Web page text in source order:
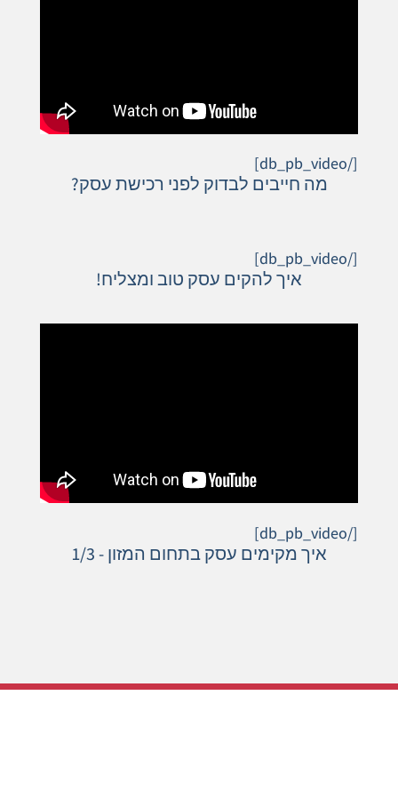
[/db_pb_video]
איך מקימים עסק בתחום המזון - 1/3
[/db_pb_video]
איך להקים עסק טוב ומצליח!
[/db_pb_video]
מה חייבים לבדוק לפני רכישת עסק?